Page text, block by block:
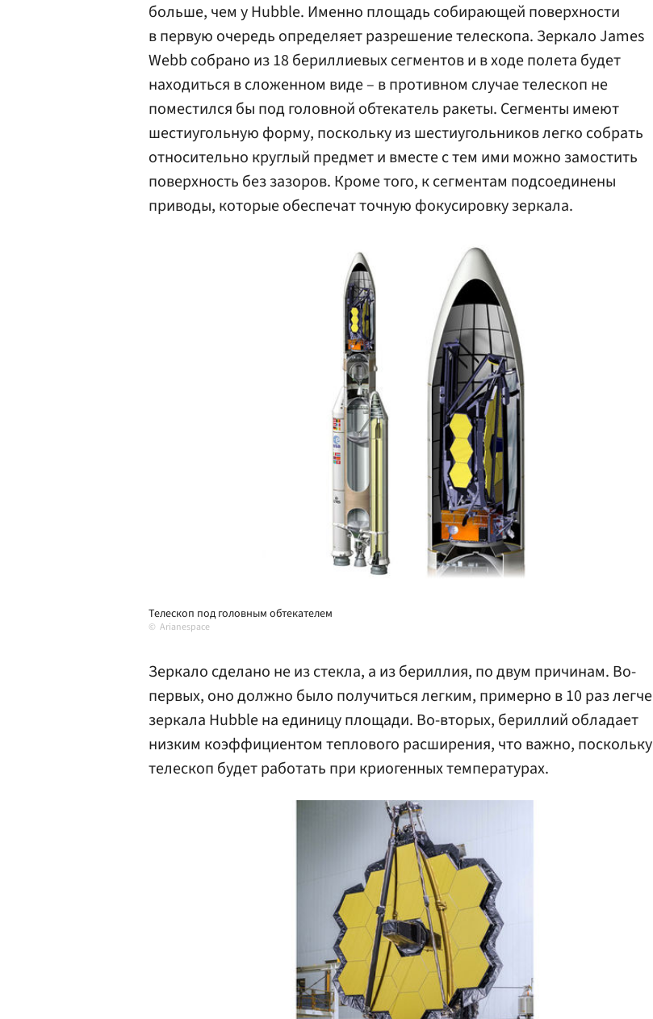
больше, чем у Hubble. Именно площадь собирающей поверхности
в первую очередь определяет разрешение телескопа. Зеркало James
Webb собрано из 18 бериллиевых сегментов и в ходе полета будет
находиться в сложенном виде – в противном случае телескоп не
поместился бы под головной обтекатель ракеты. Сегменты имеют
шестиугольную форму, поскольку из шестиугольников легко собрать
относительно круглый предмет и вместе с тем ими можно замостить
поверхность без зазоров. Кроме того, к сегментам подсоединены
приводы, которые обеспечат точную фокусировку зеркала.
Телескоп под головным обтекателем
Arianespace
Зеркало сделано не из стекла, а из бериллия, по двум причинам. Во-
первых, оно должно было получиться легким, примерно в 10 раз легче
зеркала Hubble на единицу площади. Во-вторых, бериллий обладает
низким коэффициентом теплового расширения, что важно, поскольку
телескоп будет работать при криогенных температурах.